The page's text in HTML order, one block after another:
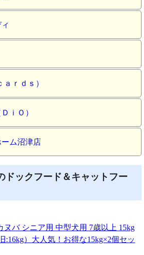
ａｒｄｓ）
ｉＯ）
ム沼津店
ドックフード＆キャットフー
バ シニア用 中型犬用 7歳以上 15kg
:16kg）大人気！お得な15kg×2個セッ